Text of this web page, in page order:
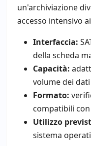
un'archiviazione
accesso intensivo
Interfaccia:
della scheda
Capacità:
volume dei
Formato:
compatibili
Utilizzo
sistema